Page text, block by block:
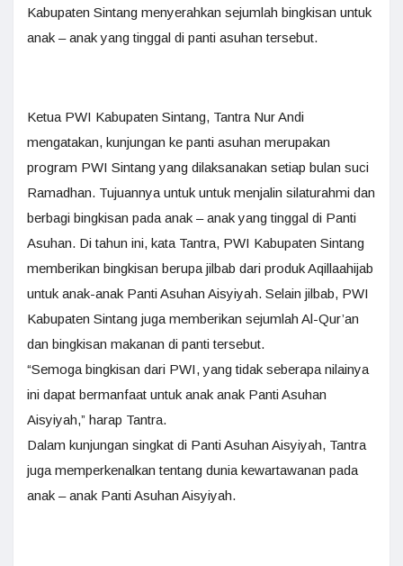
Kabupaten Sintang menyerahkan sejumlah bingkisan untuk
anak – anak yang tinggal di panti asuhan tersebut.
Ketua PWI Kabupaten Sintang, Tantra Nur Andi
mengatakan, kunjungan ke panti asuhan merupakan
program PWI Sintang yang dilaksanakan setiap bulan suci
Ramadhan. Tujuannya untuk untuk menjalin silaturahmi dan
berbagi bingkisan pada anak – anak yang tinggal di Panti
Asuhan. Di tahun ini, kata Tantra, PWI Kabupaten Sintang
memberikan bingkisan berupa jilbab dari produk Aqillaahijab
untuk anak-anak Panti Asuhan Aisyiyah. Selain jilbab, PWI
Kabupaten Sintang juga memberikan sejumlah Al-Qur’an
dan bingkisan makanan di panti tersebut.
“Semoga bingkisan dari PWI, yang tidak seberapa nilainya
ini dapat bermanfaat untuk anak anak Panti Asuhan
Aisyiyah,” harap Tantra.
Dalam kunjungan singkat di Panti Asuhan Aisyiyah, Tantra
juga memperkenalkan tentang dunia kewartawanan pada
anak – anak Panti Asuhan Aisyiyah.